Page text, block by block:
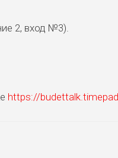
2, вход №3).
https://